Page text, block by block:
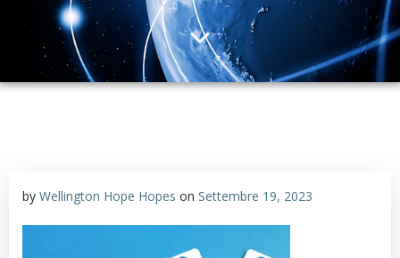
by Wellington Hope Hopes on Settembre 19, 2023